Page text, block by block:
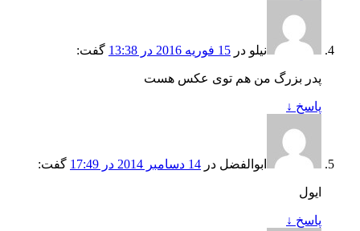
نیلو در 15 فوریه 2016 در 13:38 گفت:
پدر بزرگ من هم توی عکس هست
پاسخ ↓
ابوالفضل در 14 دسامبر 2014 در 17:49 گفت:
ایول
پاسخ ↓